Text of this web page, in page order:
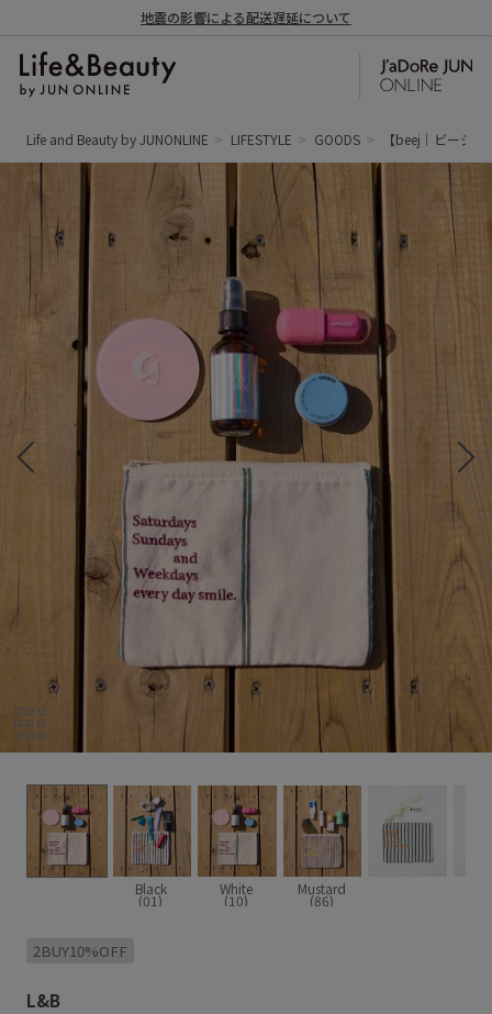
地震の影響による配送遅延について
Life and Beauty by JUNONLINE LIFESTYLE GOODS 【beej｜ビージ
Black
(01)
White
(10)
Mustard
(86)
2BUY10%OFF
L&B